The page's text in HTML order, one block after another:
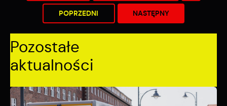
POPRZEDNI NASTĘPNY
Pozostałe
aktualności